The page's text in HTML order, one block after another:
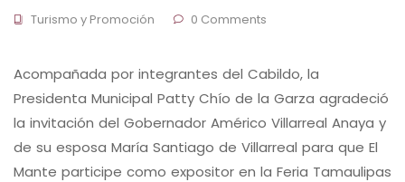
Turismo y Promoción
0 Comments
Acompañada por integrantes del Cabildo, la
Presidenta Municipal Patty Chío de la Garza agradeció
la invitación del Gobernador Américo Villarreal Anaya y
de su esposa María Santiago de Villarreal para que El
Mante participe como expositor en la Feria Tamaulipas